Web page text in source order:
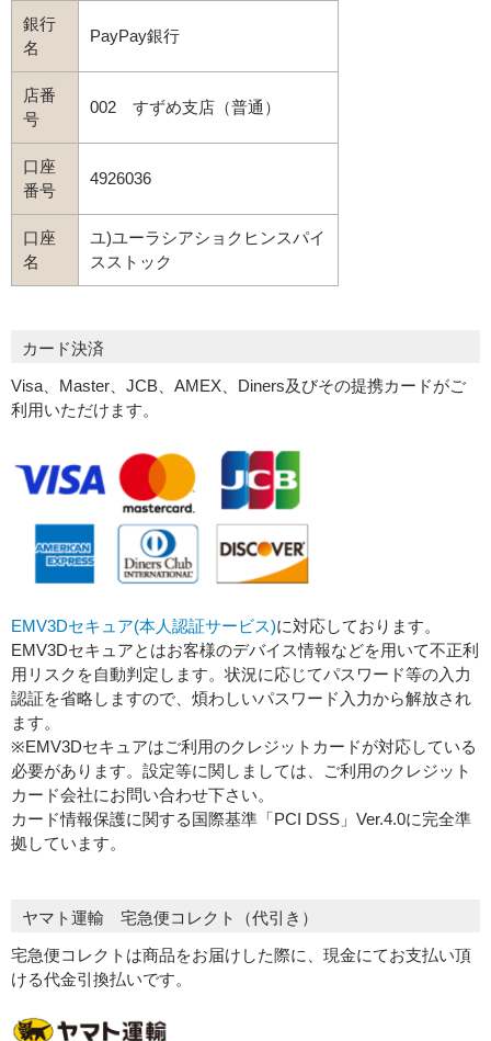
銀行
名
PayPay銀行
店番
号
002 すずめ支店（普通）
口座
番号
4926036
口座
名
ユ)ユーラシアショクヒンスパイ
スストック
カード決済
Visa、Master、JCB、AMEX、Diners及びその提携カードがご
利用いただけます。
EMV3Dセキュア(本人認証サービス)に対応しております。
EMV3Dセキュアとはお客様のデバイス情報などを用いて不正利
用リスクを自動判定します。状況に応じてパスワード等の入力
認証を省略しますので、煩わしいパスワード入力から解放され
ます。
※EMV3Dセキュアはご利用のクレジットカードが対応している
必要があります。設定等に関しましては、ご利用のクレジット
カード会社にお問い合わせ下さい。
カード情報保護に関する国際基準「PCI DSS」Ver.4.0に完全準
拠しています。
ヤマト運輸 宅急便コレクト（代引き）
宅急便コレクトは商品をお届けした際に、現金にてお支払い頂
ける代金引換払いです。